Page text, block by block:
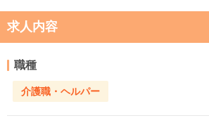
求人内容
職種
介護職・ヘルパー